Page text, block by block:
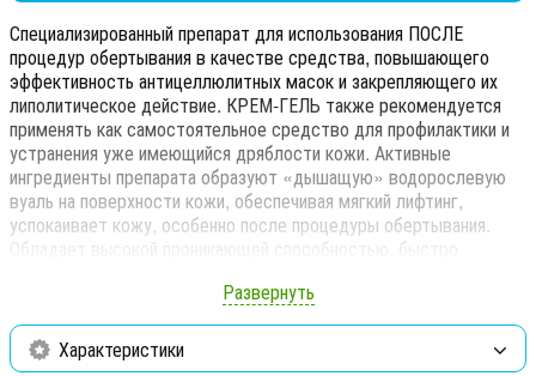
Специализированный препарат для использования ПОСЛЕ
процедур обертывания в качестве средства, повышающего
эффективность антицеллюлитных масок и закрепляющего их
липолитическое действие. КРЕМ-ГЕЛЬ также рекомендуется
применять как самостоятельное средство для профилактики и
устранения уже имеющийся дряблости кожи. Активные
ингредиенты препарата образуют «дышащую» водорослевую
вуаль на поверхности кожи, обеспечивая мягкий лифтинг,
успокаивает кожу, особенно после процедуры обертывания.
Обладает высокой проникающей способностью, быстро
препарата обуславливается активностью его ингредиентного
состава:
Развернуть
Характеристики